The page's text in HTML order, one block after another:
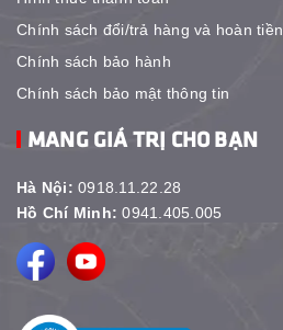
Chính sách đổi/trả hàng và hoàn tiền
Chính sách bảo hành
Chính sách bảo mật thông tin
MANG GIÁ TRỊ CHO BẠN
Hà Nội: 0918.11.22.28
Hồ Chí Minh:0941.405.005